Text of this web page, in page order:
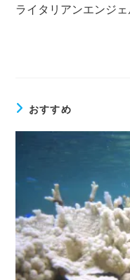
他
ライタリアンエンジ
おすすめ